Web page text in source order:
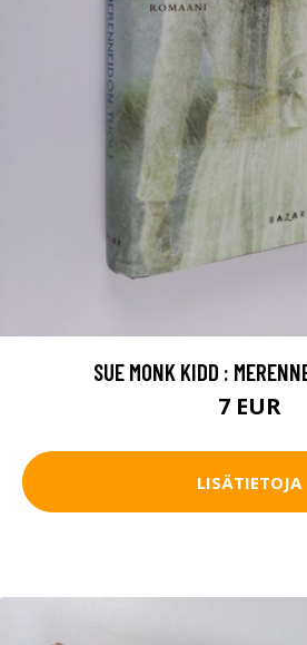
SUE MONK KIDD :
7 EUR
LISÄTIETOJA